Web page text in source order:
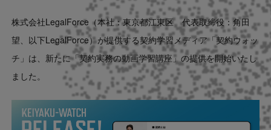
Contact
US website
株式会社LegalForce（本社：東京都江東区 代表取締役：角田
望、以下LegalForce）が提供する契約学習メディア「契約ウォッ
チ」は、新たに「契約実務の動画学習講座」の提供を開始いたし
ました。